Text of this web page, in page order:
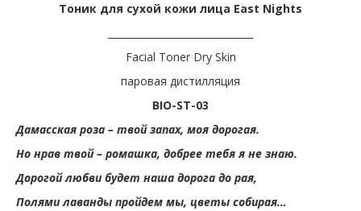
Тоник для сухой кожи лица East Nights
Facial Toner Dry Skin
паровая дистилляция
BIO-ST-03
Дамасская роза – твой запах, моя дорогая.
Но нрав твой – ромашка, добрее тебя я не знаю.
Дорогой любви будет наша дорога до рая,
Полями лаванды пройдем мы, цветы собирая…